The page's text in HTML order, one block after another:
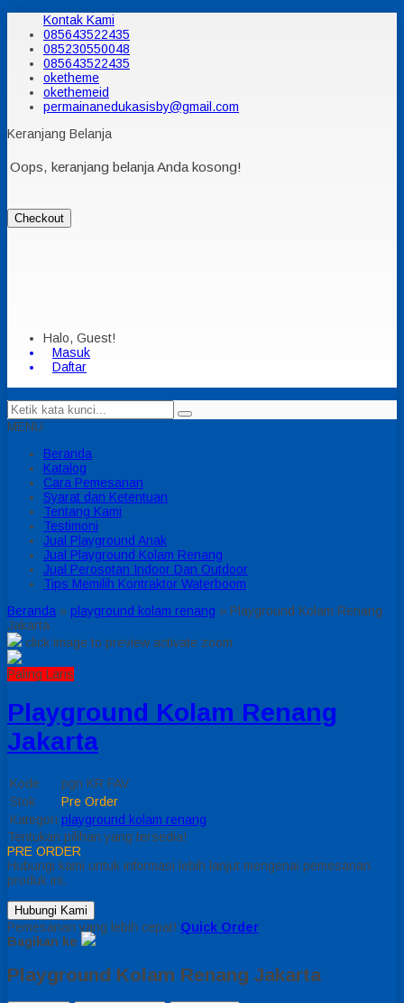
Kontak Kami
085643522435
085230550048
085643522435
oketheme
okethemeid
permainanedukasisby@gmail.com
Keranjang Belanja
Oops, keranjang belanja Anda kosong!
Checkout
Halo, Guest!
Masuk
Daftar
MENU
Beranda
Katalog
Cara Pemesanan
Syarat dan Ketentuan
Tentang Kami
Testimoni
Jual Playground Anak
Jual Playground Kolam Renang
Jual Perosotan Indoor Dan Outdoor
Tips Memilih Kontraktor Waterboom
Beranda » playground kolam renang » Playground Kolam Renang
Jakarta
click image to preview activate zoom
Paling Laris
Playground Kolam Renang
Jakarta
Kode
pgn KR FAV
Stok
Pre Order
Kategori playground kolam renang
Tentukan pilihan yang tersedia!
PRE ORDER
Hubungi kami untuk informasi lebih lanjut mengenai pemesanan
produk ini.
Hubungi Kami
Pemesanan yang lebih cepat! Quick Order
Bagikan ke
Playground Kolam Renang Jakarta